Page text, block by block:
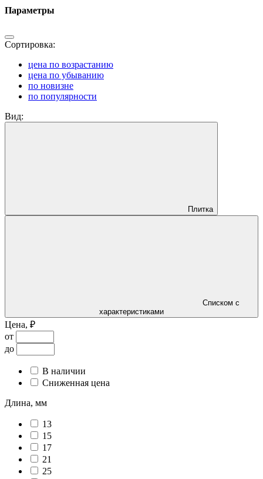
Параметры
Сортировка:
цена по возрастанию
цена по убыванию
по новизне
по популярности
Вид:
Плитка
Списком с
характеристиками
Цена, ₽
от
до
В наличии
Сниженная цена
Длина, мм
13
15
17
21
25